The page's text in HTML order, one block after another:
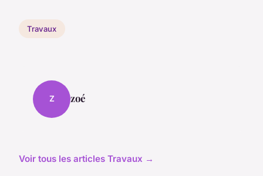
Travaux
Z zoé
Voir tous les articles Travaux →